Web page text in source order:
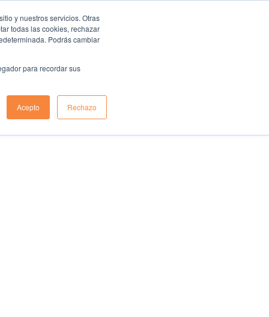
y nuestros servicios. Otras
todas las cookies, rechazar
Podrás cambiar
para recordar sus
Acepto Rechazo